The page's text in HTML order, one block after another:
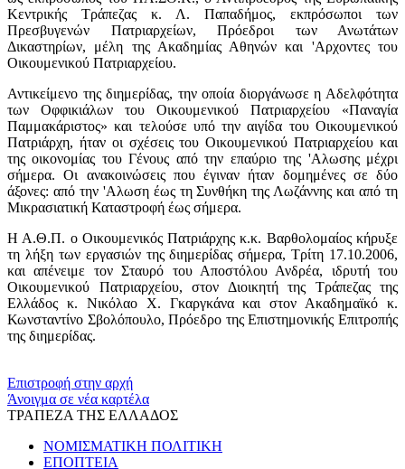
Κεντρικής Τράπεζας κ. Λ. Παπαδήμος, εκπρόσωποι των
Πρεσβυγενών Πατριαρχείων, Πρόεδροι των Ανωτάτων
Δικαστηρίων, μέλη της Ακαδημίας Αθηνών και 'Αρχοντες του
Οικουμενικού Πατριαρχείου.
Αντικείμενο της διημερίδας, την οποία διοργάνωσε η Αδελφότητα
των Οφφικιάλων του Οικουμενικού Πατριαρχείου «Παναγία
Παμμακάριστος» και τελούσε υπό την αιγίδα του Οικουμενικού
Πατριάρχη, ήταν οι σχέσεις του Οικουμενικού Πατριαρχείου και
της οικονομίας του Γένους από την επαύριο της 'Αλωσης μέχρι
σήμερα. Οι ανακοινώσεις που έγιναν ήταν δομημένες σε δύο
άξονες: από την 'Αλωση έως τη Συνθήκη της Λωζάννης και από τη
Μικρασιατική Καταστροφή έως σήμερα.
Η Α.Θ.Π. ο Οικουμενικός Πατριάρχης κ.κ. Βαρθολομαίος κήρυξε
τη λήξη των εργασιών της διημερίδας σήμερα, Τρίτη 17.10.2006,
και απένειμε τον Σταυρό του Αποστόλου Ανδρέα, ιδρυτή του
Οικουμενικού Πατριαρχείου, στον Διοικητή της Τράπεζας της
Ελλάδος κ. Νικόλαο Χ. Γκαργκάνα και στον Ακαδημαϊκό κ.
Κωνσταντίνο Σβολόπουλο, Πρόεδρο της Επιστημονικής Επιτροπής
της διημερίδας.
Επιστροφή στην αρχή
Άνοιγμα σε νέα καρτέλα
ΤΡΑΠΕΖΑ ΤΗΣ ΕΛΛΑΔΟΣ
ΝΟΜΙΣΜΑΤΙΚΗ ΠΟΛΙΤΙΚΗ
ΕΠΟΠΤΕΙΑ